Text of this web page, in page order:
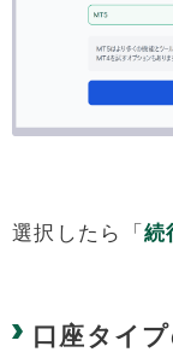
選択したら「続
口座タイ